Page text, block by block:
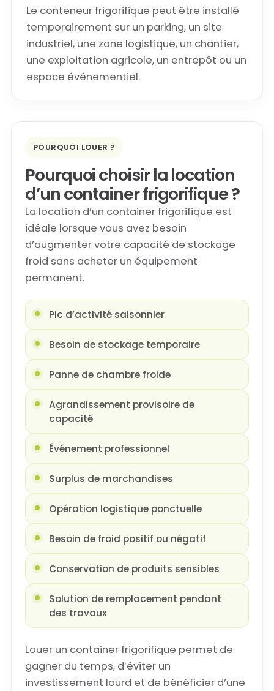
Le conteneur frigorifique peut être installé
temporairement sur un parking, un site
industriel, une zone logistique, un chantier,
une exploitation agricole, un entrepôt ou un
espace événementiel.
POURQUOI LOUER ?
Pourquoi choisir la location
d’un container frigorifique ?
La location d’un container frigorifique est
idéale lorsque vous avez besoin
d’augmenter votre capacité de stockage
froid sans acheter un équipement
permanent.
Pic d’activité saisonnier
Besoin de stockage temporaire
Panne de chambre froide
Agrandissement provisoire de
capacité
Événement professionnel
Surplus de marchandises
Opération logistique ponctuelle
Besoin de froid positif ou négatif
Conservation de produits sensibles
Solution de remplacement pendant
des travaux
Louer un container frigorifique permet de
gagner du temps, d’éviter un
investissement lourd et de bénéficier d’une